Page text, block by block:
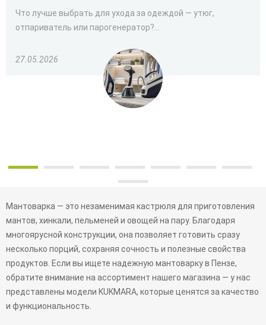
Что лучше выбрать для ухода за одеждой — утюг,
отпариватель или парогенератор?...
27.05.2026
Мантоварка — это незаменимая кастрюля для приготовления
мантов, хинкали, пельменей и овощей на пару. Благодаря
многоярусной конструкции, она позволяет готовить сразу
несколько порций, сохраняя сочность и полезные свойства
продуктов. Если вы ищете надежную мантоварку в Пензе,
обратите внимание на ассортимент нашего магазина — у нас
представлены модели KUKMARA, которые ценятся за качество
и функциональность.